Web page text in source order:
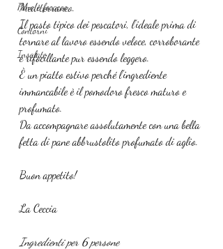
Pane e focacce
Contorni
Insalate
Mediterraneo.
Il pasto tipico dei pescatori, l’ideale prima di
tornare al lavoro essendo veloce, corroborante
e rifocillante pur essendo leggero.
È un piatto estivo perché l’ingrediente
immancabile è il pomodoro fresco maturo e
profumato.
Da accompagnare assolutamente con una bella
fetta di pane abbrustolito profumato di aglio.
Buon appetito!
La Ceccia
Ingredienti per 6 persone